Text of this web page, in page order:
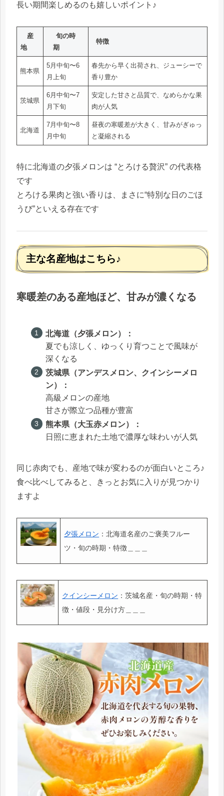
長い期間楽しめるのも嬉しいポイント♪
産
地
旬の時
期
特徴
熊本県
5月中旬〜6
月上旬
春先から早く出荷され、ジューシーで
香り豊か
茨城県
6月中旬〜7
月下旬
安定した甘さと品質で、なめらかな果
肉が人気
北海道
7月中旬〜8
月中旬
昼夜の寒暖差が大きく、甘みがぎゅっ
と凝縮される
特に北海道の夕張メロンは “とろける贅沢” の代表格
です
とろける果肉と強い香りは、まさに“特別な日のごほ
うび”といえる存在です
主な名産地はこちら♪
寒暖差のある産地ほど、甘みが濃くなる
北海道（夕張メロン）：
夏でも涼しく、ゆっくり育つことで風味が
深くなる
茨城県（アンデスメロン、クインシーメロ
ン）：
高級メロンの産地
甘さが際立つ品種が豊富
熊本県（大玉赤メロン）：
日照に恵まれた土地で濃厚な味わいが人気
同じ赤肉でも、産地で味が変わるのが面白いところ♪
食べ比べしてみると、きっとお気に入りが見つかり
ますよ
夕張メロン ：北海道名産のご褒美フルー
ツ・旬の時期・特徴＿＿＿
クインシーメロン ：茨城名産・旬の時期・特
徴・値段・見分け方＿＿＿